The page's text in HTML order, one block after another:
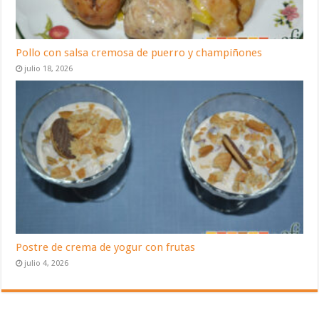
Pollo con salsa cremosa de puerro y champiñones
julio 18, 2026
Postre de crema de yogur con frutas
julio 4, 2026